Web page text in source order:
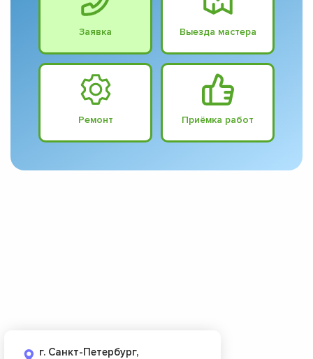
Заявка Выезда мастера
Ремонт Приёмка работ
г. Санкт-Петербург,